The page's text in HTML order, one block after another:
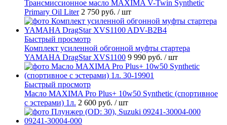
Трансмиссионное масло MAXIMA V-Twin Synthetic
Primary Oil Liter 2 750 руб. / шт
Быстрый просмотр
Комплект усиленной обгонной муфты стартера
YAMAHA DragStar XVS1100 9 990 руб. / шт
Быстрый просмотр
Масло MAXIMA Pro Plus+ 10w50 Synthetic (спортивное
с эстерами) 1л. 2 600 руб. / шт